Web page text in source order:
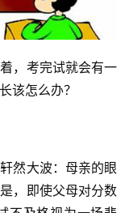
，考完试就会有一
该怎么办？
然大波：母亲的眼
，即使父母对分数